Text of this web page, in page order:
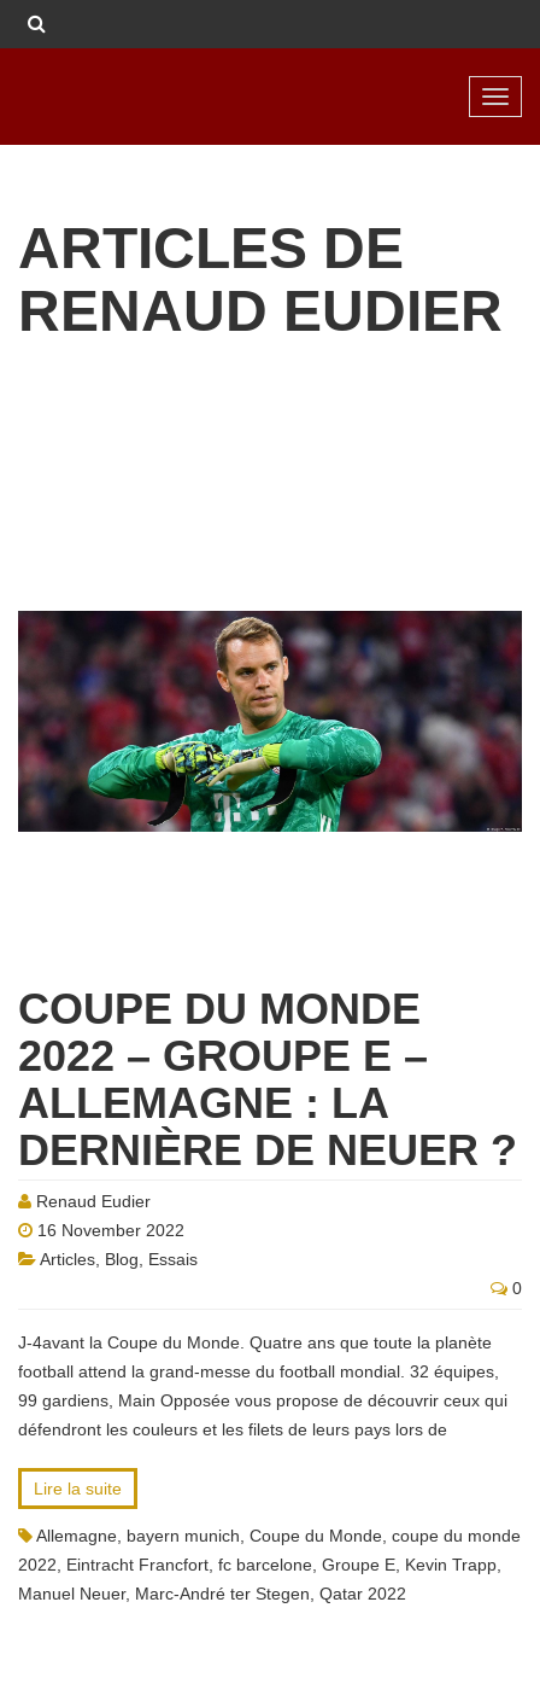
ARTICLES DE
RENAUD EUDIER
COUPE DU MONDE
2022 – GROUPE E –
ALLEMAGNE : LA
DERNIÈRE DE NEUER ?
Renaud Eudier
16 November 2022
Articles Blog
Essais
0
J-4avant la Coupe du Monde. Quatre ans que toute la planète
football attend la grand-messe du football mondial. 32 équipes,
99 gardiens, Main Opposée vous propose de découvrir ceux qui
défendront les couleurs et les filets de leurs pays lors de
Lire la suite
Allemagne bayern munich Coupe du Monde coupe du monde
2022
Eintracht Francfort fc barcelone Groupe E Kevin Trapp
Manuel Neuer, Marc-André ter Stegen Qatar 2022